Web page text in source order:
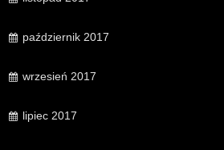
październik 2017
wrzesień 2017
lipiec 2017